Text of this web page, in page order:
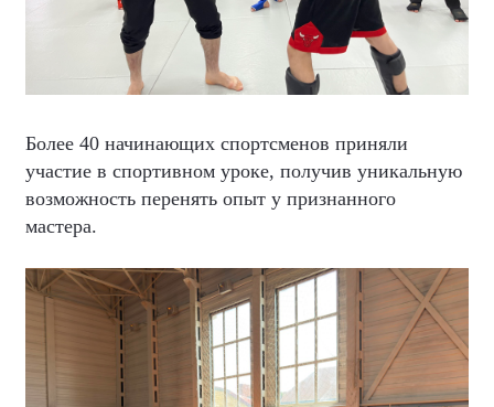
Более 40 начинающих спортсменов приняли
участие в спортивном уроке, получив уникальную
возможность перенять опыт у признанного
мастера.